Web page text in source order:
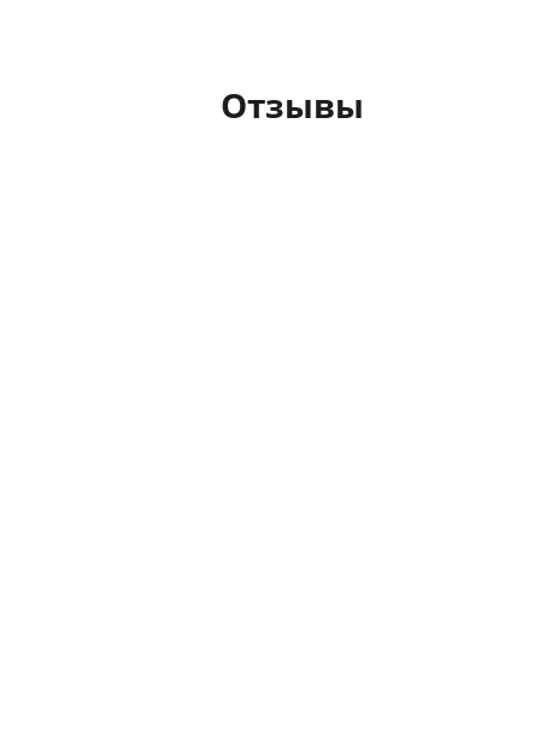
Отзывы